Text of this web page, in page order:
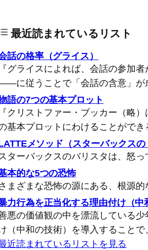
最近読まれているリスト
話の格率（グライス）
『グライスによれば、会話の参加
に従うことで「会話の含意」
語の7つの基本プロット
『クリストファー・ブッカー（略
基本プロットにわけることがで
メソッド（スターバックスの
ターバックスのバリスタは、怒っ
本的な5つの恐怖
まざまな恐怖の源にある、根源的
力行為を正当化する理由付け（中
悪の価値観の中を漂流している
（中和の技術）を導入すること
近読まれているリストを見る